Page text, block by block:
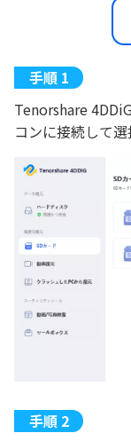
Tenorshare
コンに接続して選